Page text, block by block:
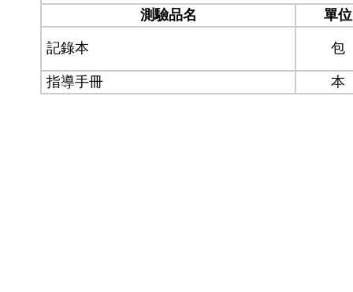
測驗品名 單位
記錄本 包
指導手冊 本